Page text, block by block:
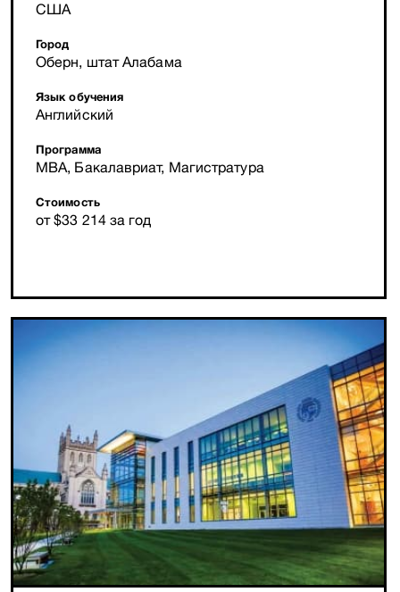
США
Город
Оберн, штат Алабама
Язык обучения
Английский
Программа
MBA, Бакалавриат, Магистратура
Стоимость
от $33 214 за год